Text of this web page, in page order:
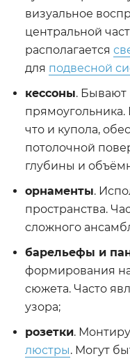
визуальное
центральной
располагается
для подвесной
кессоны. Бывают
что и купола,
потолочной
глубины и
орнаменты.
пространства.
сложного
барельефы и
формирования
сюжета. Часто
узора;
розетки.
люстры. Могут